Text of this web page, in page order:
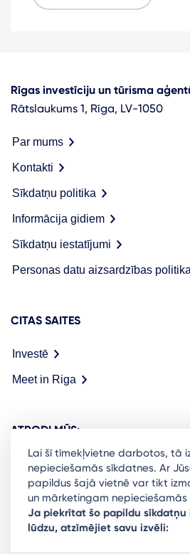
Rīgas investīciju un tūrisma
Rātslaukums 1, Rīga, LV-1050
Par mums
Kontakti
Sīkdatņu politika
Informācija gidiem
Sīkdatņu iestatījumi
Personas datu aizsardzības politika
CITAS SAITES
Investē
Meet in Riga
ATRODI MŪS:
Ready to stay in the loop on
community? Subscribe to our
Lai šī tīmekļvietne darbotos, tā
nepieciešamās sīkdatnes. Ar
papildus šajā vietnē var tikt
un mārketingam nepieciešamās
Ja piekrītat šo papildu sīkdatņu
lūdzu, atzīmējiet savu izvēli: